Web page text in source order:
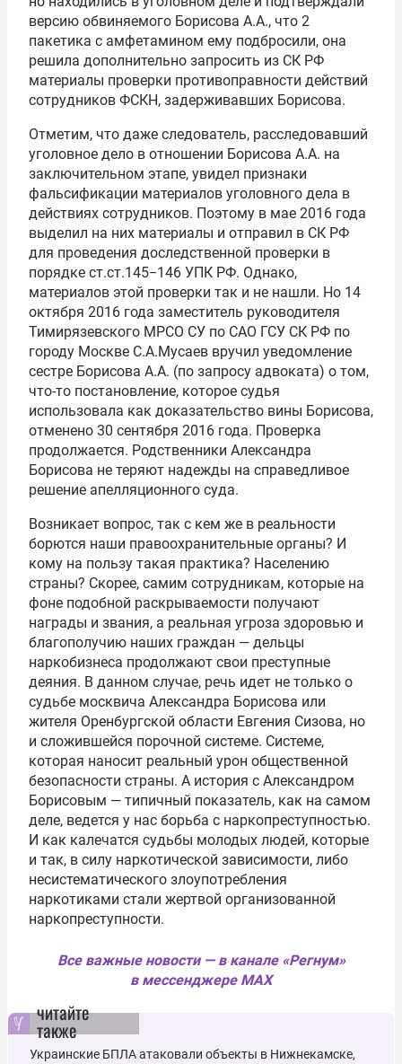
версию обвиняемого Борисова А.А., что 2
пакетика с амфетамином ему подбросили, она
решила дополнительно запросить из СК РФ
материалы проверки противоправности действий
сотрудников ФСКН, задерживавших Борисова.
Отметим, что даже следователь, расследовавший
уголовное дело в отношении Борисова А.А. на
заключительном этапе, увидел признаки
фальсификации материалов уголовного дела в
действиях сотрудников. Поэтому в мае 2016 года
выделил на них материалы и отправил в СК РФ
для проведения доследственной проверки в
порядке ст.ст.145−146 УПК РФ. Однако,
материалов этой проверки так и не нашли. Но 14
октября 2016 года заместитель руководителя
Тимирязевского МРСО СУ по САО ГСУ СК РФ по
городу Москве С.А.Мусаев вручил уведомление
сестре Борисова А.А. (по запросу адвоката) о том,
что-то постановление, которое судья
использовала как доказательство вины Борисова,
отменено 30 сентября 2016 года. Проверка
продолжается. Родственники Александра
Борисова не теряют надежды на справедливое
решение апелляционного суда.
Возникает вопрос, так с кем же в реальности
борются наши правоохранительные органы? И
кому на пользу такая практика? Населению
страны? Скорее, самим сотрудникам, которые на
фоне подобной раскрываемости получают
награды и звания, а реальная угроза здоровью и
благополучию наших граждан — дельцы
наркобизнеса продолжают свои преступные
деяния. В данном случае, речь идет не только о
судьбе москвича Александра Борисова или
жителя Оренбургской области Евгения Сизова, но
и сложившейся порочной системе. Системе,
которая наносит реальный урон общественной
безопасности страны. А история с Александром
Борисовым — типичный показатель, как на самом
деле, ведется у нас борьба с наркопреступностью.
И как калечатся судьбы молодых людей, которые
и так, в силу наркотической зависимости, либо
несистематического злоупотребления
наркотиками стали жертвой организованной
наркопреступности.
Все важные новости — в канале «Регнум»
в мессенджере MAX
читайте
также
Украинские БПЛА атаковали объекты в Нижнекамске,